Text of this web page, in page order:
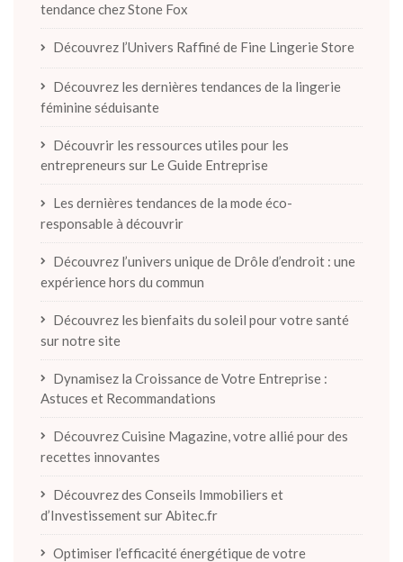
tendance chez Stone Fox
Découvrez l’Univers Raffiné de Fine Lingerie Store
Découvrez les dernières tendances de la lingerie
féminine séduisante
Découvrir les ressources utiles pour les
entrepreneurs sur Le Guide Entreprise
Les dernières tendances de la mode éco-
responsable à découvrir
Découvrez l’univers unique de Drôle d’endroit : une
expérience hors du commun
Découvrez les bienfaits du soleil pour votre santé
sur notre site
Dynamisez la Croissance de Votre Entreprise :
Astuces et Recommandations
Découvrez Cuisine Magazine, votre allié pour des
recettes innovantes
Découvrez des Conseils Immobiliers et
d’Investissement sur Abitec.fr
Optimiser l’efficacité énergétique de votre